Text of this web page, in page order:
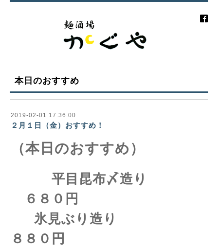
本日のおすすめ
2019-02-01 17:36:00
２月１日（金）おすすめ！
（本日のおすすめ）
平目昆布〆造り
６８０円
氷見ぶり造り
８８０円